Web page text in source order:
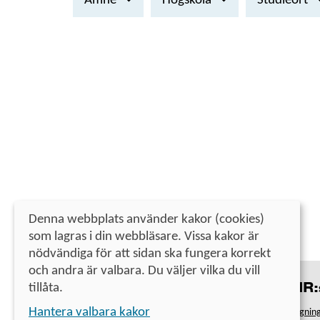
Universitets- och högskolerådet
Denna webbplats använder kakor (cookies)
som lagras i din webbläsare. Vissa kakor är
nödvändiga för att sidan ska fungera korrekt
och andra är valbara. Du väljer vilka du vill
tillåta.
Hantera valbara kakor